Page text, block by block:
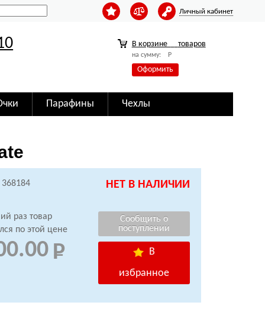
Личный кабинет
В корзине товаров
на сумму: Р
Оформить
Парафины Чехлы
368184 НЕТ В НАЛИЧИИ
раз товар
по этой цене
В
избранное